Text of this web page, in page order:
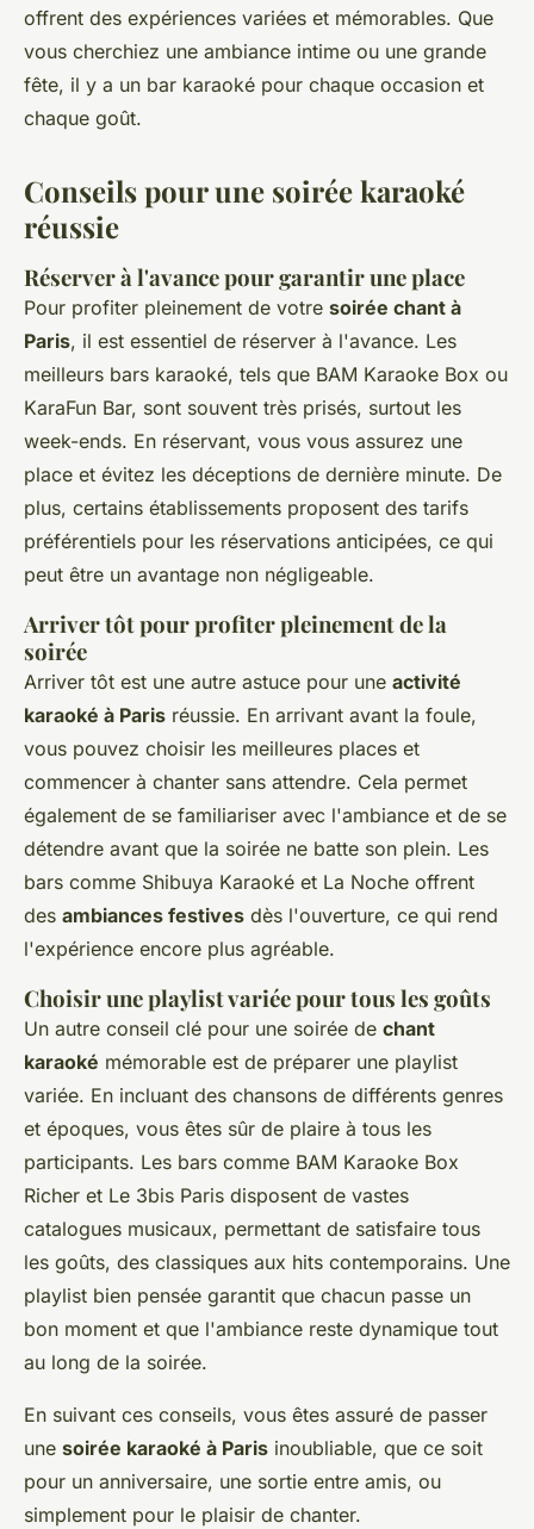
offrent des expériences variées et mémorables. Que
vous cherchiez une ambiance intime ou une grande
fête, il y a un bar karaoké pour chaque occasion et
chaque goût.
Conseils pour une soirée karaoké
réussie
Réserver à l'avance pour garantir une place
Pour profiter pleinement de votre soirée chant à
Paris, il est essentiel de réserver à l'avance. Les
meilleurs bars karaoké, tels que BAM Karaoke Box ou
KaraFun Bar, sont souvent très prisés, surtout les
week-ends. En réservant, vous vous assurez une
place et évitez les déceptions de dernière minute. De
plus, certains établissements proposent des tarifs
préférentiels pour les réservations anticipées, ce qui
peut être un avantage non négligeable.
Arriver tôt pour profiter pleinement de la
soirée
Arriver tôt est une autre astuce pour une activité
karaoké à Paris réussie. En arrivant avant la foule,
vous pouvez choisir les meilleures places et
commencer à chanter sans attendre. Cela permet
également de se familiariser avec l'ambiance et de se
détendre avant que la soirée ne batte son plein. Les
bars comme Shibuya Karaoké et La Noche offrent
des ambiances festives dès l'ouverture, ce qui rend
l'expérience encore plus agréable.
Choisir une playlist variée pour tous les goûts
Un autre conseil clé pour une soirée de chant
karaoké mémorable est de préparer une playlist
variée. En incluant des chansons de différents genres
et époques, vous êtes sûr de plaire à tous les
participants. Les bars comme BAM Karaoke Box
Richer et Le 3bis Paris disposent de vastes
catalogues musicaux, permettant de satisfaire tous
les goûts, des classiques aux hits contemporains. Une
playlist bien pensée garantit que chacun passe un
bon moment et que l'ambiance reste dynamique tout
au long de la soirée.
En suivant ces conseils, vous êtes assuré de passer
une soirée karaoké à Paris inoubliable, que ce soit
pour un anniversaire, une sortie entre amis, ou
simplement pour le plaisir de chanter.